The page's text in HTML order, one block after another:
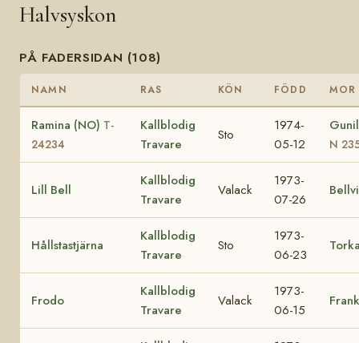
Halvsyskon
PÅ FADERSIDAN (108)
NAMN RAS KÖN FÖDD MOR
Ramina (NO) T-
24234
Kallblodig
Travare
Sto
1974-
05-12
N
Lill Bell
Kallblodig
Travare
Valack
1973-
07-26
Hållstastjärna
Kallblodig
Travare
Sto
1973-
06-23
Frodo
Kallblodig
Travare
Valack
1973-
06-15